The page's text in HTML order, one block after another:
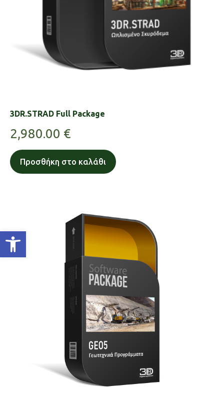
Ανοίξτε τη γραμμή εργαλείων
3DR.STRAD Full Package
2,980.00 €
Προσθήκη στο καλάθι